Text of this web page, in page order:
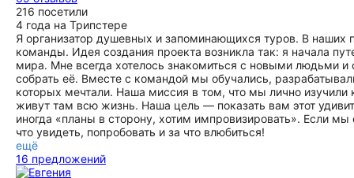
216 посетили
4 года на Трипстере
Я организатор душевных и запоминающихся туров. В наших
команды. Идея создания проекта возникла так: я начала
мира. Мне всегда хотелось знакомиться с новыми людьми
собрать её. Вместе с командой мы обучались,
которых мечтали. Наша миссия в том, что мы лично
живут там всю жизнь. Наша цель — показать вам этот
иногда «планы в сторону, хотим импровизировать». Если
что увидеть, попробовать и за что влюбиться!
ещё
16 предложений